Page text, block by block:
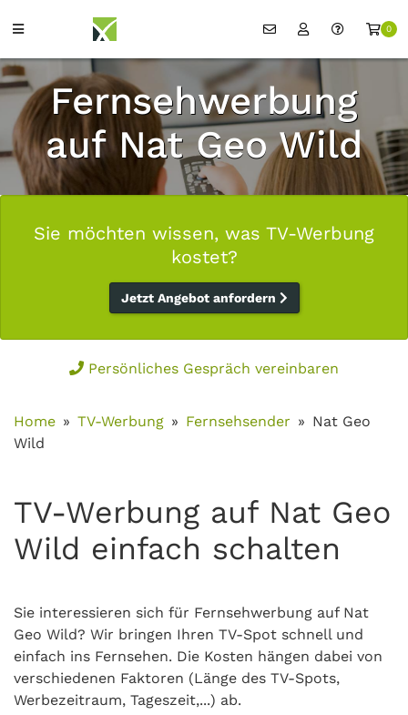
0
Fernsehwerbung
auf Nat Geo Wild
Sie möchten wissen, was TV-Werbung
kostet?
Jetzt Angebot anfordern
Persönliches Gespräch vereinbaren
Home TV-Werbung Fernsehsender
Nat Geo
Wild
TV-Werbung auf Nat Geo
Wild einfach schalten
Sie interessieren sich für Fernsehwerbung auf Nat
Geo Wild? Wir bringen Ihren TV-Spot schnell und
einfach ins Fernsehen. Die Kosten hängen dabei von
verschiedenen Faktoren (Länge des TV-Spots,
Werbezeitraum, Tageszeit,...) ab.